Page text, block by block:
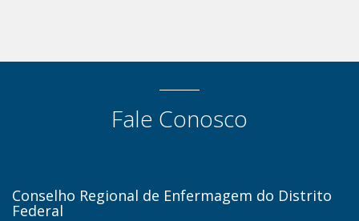
Fale Conosco
Conselho Regional de Enfermagem do Distrito
Federal